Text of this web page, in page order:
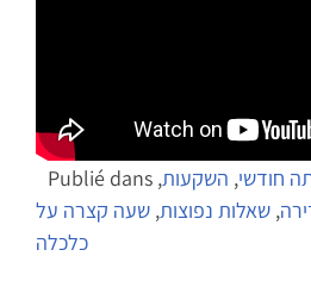
Publié dans חודשי, השקעות,
, שאלות נפוצות, שעה קצרה על
כלכלה